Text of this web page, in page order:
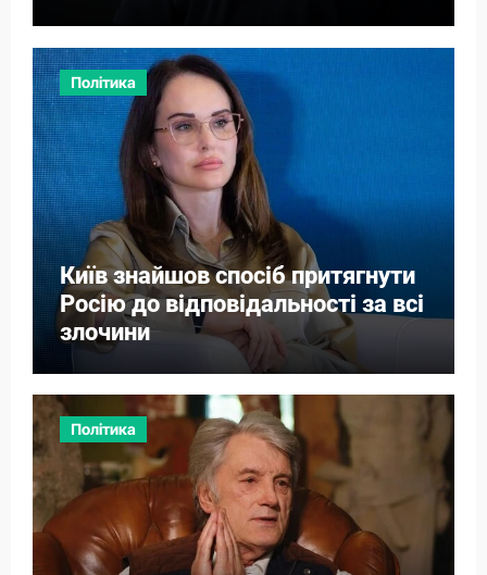
Політика
Київ знайшов спосіб притягнути
Росію до відповідальності за всі
злочини
Політика